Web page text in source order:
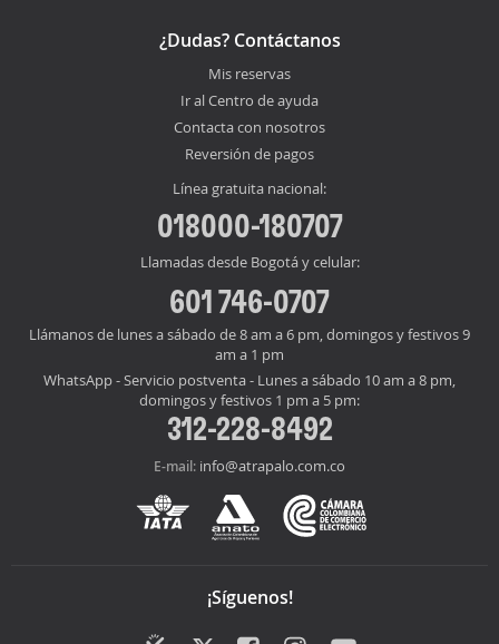
¿Dudas? Contáctanos
Mis reservas
Ir al Centro de ayuda
Contacta con nosotros
Reversión de pagos
Línea gratuita nacional:
018000-180707
Llamadas desde Bogotá y celular:
601 746-0707
Llámanos de lunes a sábado de 8 am a 6 pm, domingos y festivos 9
am a 1 pm
WhatsApp - Servicio postventa - Lunes a sábado 10 am a 8 pm,
domingos y festivos 1 pm a 5 pm:
312-228-8492
E-mail: info@atrapalo.com.co
¡Síguenos!